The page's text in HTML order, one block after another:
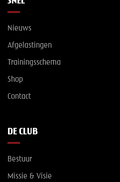
Nieuws
Afgelastingen
Trainingsschema
Shop
Contact
DE CLUB
Bestuur
Missie & Visie